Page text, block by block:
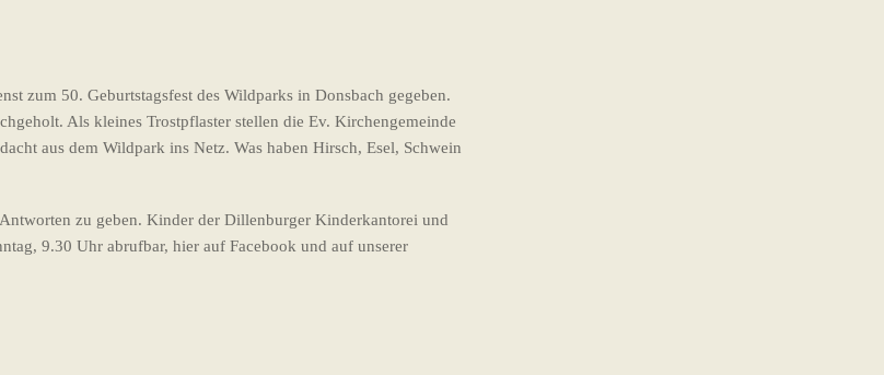
zum 50. Geburtstagsfest des Wildparks in Donsbach gegeben.
Als kleines Trostpflaster stellen die Ev. Kirchengemeinde
aus dem Wildpark ins Netz. Was haben Hirsch, Esel, Schwein
zu geben. Kinder der Dillenburger Kinderkantorei und
9.30 Uhr abrufbar, hier auf Facebook und auf unserer